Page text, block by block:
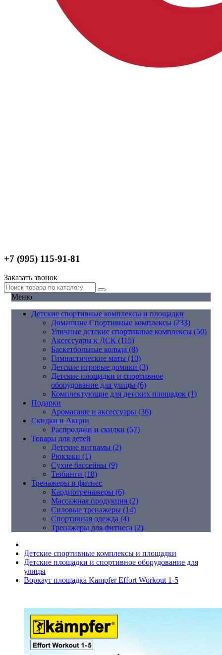
+7 (995) 115-91-81
Заказать звонок
Меню
Детские спортивные комплексы и площадки
Домашние Спортивные комплексы (233)
Уличные детские спортивные комплексы (50)
Аксессуары к ДСК (115)
Баскетбольные кольца (8)
Гимнастические маты (10)
Детские игровые домики (3)
Детские площадки и спортивное
оборудование для улицы (6)
Комплектующие для детских площадок (1)
Подарки
Аромасаше и аксессуары (36)
Скидки и Акции
Распродажи и скидки (57)
Товары для детей
Детские вигвамы (2)
Рюкзаки (1)
Сухие бассейны (9)
Тюбинги (18)
Тренажеры и фитнес
Кардиотренажеры (6)
Массажная продукция (2)
Силовые тренажеры (14)
Спортивная одежда (4)
Тренажеры для фитнеса (2)
Детские спортивные комплексы и площадки
Детские площадки и спортивное оборудование для
улицы
Воркаут площадка Kampfer Effort Workout 1-5